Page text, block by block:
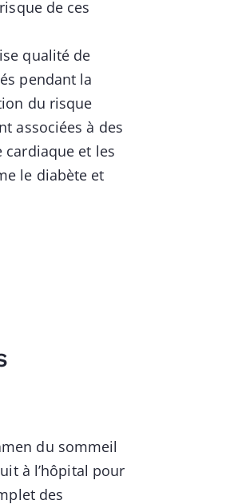
de ces
qualité de
pendant la
du risque
associées à des
cardiaque et les
le diabète et
du sommeil
à l’hôpital pour
des